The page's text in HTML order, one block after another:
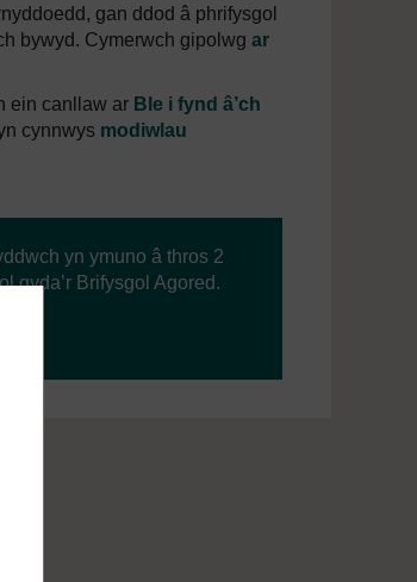
gan ddod â phrifysgol
bywyd. Cymerwch gipolwg ar
ein canllaw ar Ble i fynd â’ch
cynnwys modiwlau
yn ymuno â thros 2
gyda’r Brifysgol Agored.